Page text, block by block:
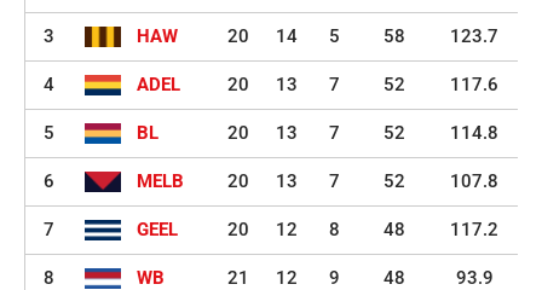
3 HAW 20 14 5 58 123.7
4 ADEL 20 13 7 52 117.6
5 BL 20 13 7 52 114.8
6 MELB 20 13 7 52 107.8
7 GEEL 20 12 8 48 117.2
8 WB 21 12 9 48 93.9